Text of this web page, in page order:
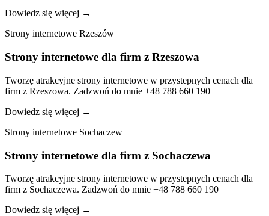
Dowiedz się więcej →
Strony internetowe Rzeszów
Strony internetowe dla firm z Rzeszowa
Tworzę atrakcyjne strony internetowe w przystepnych cenach dla
firm z Rzeszowa. Zadzwoń do mnie +48 788 660 190
Dowiedz się więcej →
Strony internetowe Sochaczew
Strony internetowe dla firm z Sochaczewa
Tworzę atrakcyjne strony internetowe w przystepnych cenach dla
firm z Sochaczewa. Zadzwoń do mnie +48 788 660 190
Dowiedz się więcej →